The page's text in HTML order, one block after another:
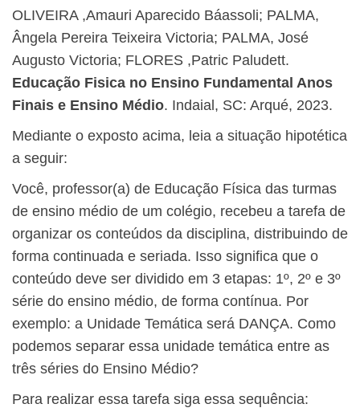
OLIVEIRA ,Amauri Aparecido Báassoli; PALMA,
Ângela Pereira Teixeira Victoria; PALMA, José
Augusto Victoria; FLORES ,Patric Paludett.
Educação Fisica no Ensino Fundamental Anos
Finais e Ensino Médio. Indaial, SC: Arqué, 2023.
Mediante o exposto acima, leia a situação hipotética
a seguir:
Você, professor(a) de Educação Física das turmas
de ensino médio de um colégio, recebeu a tarefa de
organizar os conteúdos da disciplina, distribuindo de
forma continuada e seriada. Isso significa que o
conteúdo deve ser dividido em 3 etapas: 1º, 2º e 3º
série do ensino médio, de forma contínua. Por
exemplo: a Unidade Temática será DANÇA. Como
podemos separar essa unidade temática entre as
três séries do Ensino Médio?
Para realizar essa tarefa siga essa sequência: